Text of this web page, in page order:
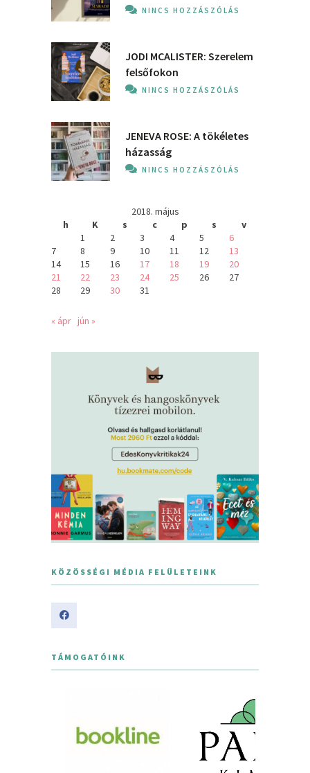
NINCS HOZZÁSZÓLÁS
JODI MCALISTER: Szerelem
felsőfokon
NINCS HOZZÁSZÓLÁS
JENEVA ROSE: A ​tökéletes
házasság
NINCS HOZZÁSZÓLÁS
2018. május
h
K s c p s
v
1
2 3 4 5
6
7
8 9 10 11 12
13
14
15 16 17 18 19
20
21
22 23 24 25 26
27
28
29 30 31
« ápr jún »
KÖZÖSSÉGI MÉDIA FELÜLETEINK
TÁMOGATÓINK